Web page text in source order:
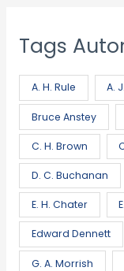
Tags
A. H. Rule A.
Bruce Anstey
C. H. Brown
D. C. Buchanan
E. H. Chater
Edward Dennett
G. A. Morrish